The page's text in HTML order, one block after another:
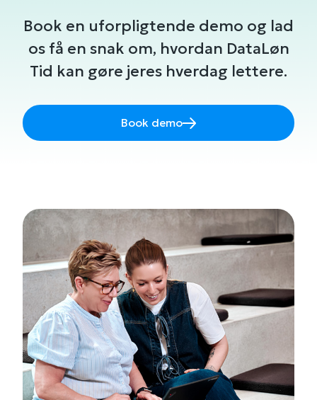
Book en uforpligtende demo og lad
os få en snak om, hvordan DataLøn
Tid kan gøre jeres hverdag lettere.
Book demo